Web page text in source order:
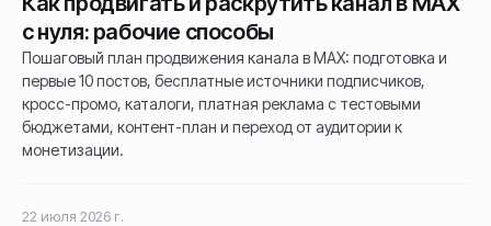
с нуля: рабочие способы
Пошаговый план продвижения канала в MAX: подготовка и
первые 10 постов, бесплатные источники подписчиков,
кросс-промо, каталоги, платная реклама с тестовыми
бюджетами, контент-план и переход от аудитории к
монетизации.
22 июля 2026 г.